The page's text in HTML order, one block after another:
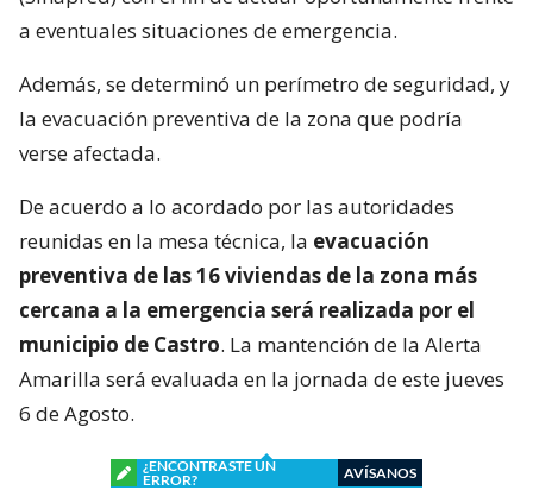
a eventuales situaciones de emergencia.
Además, se determinó un perímetro de seguridad, y
la evacuación preventiva de la zona que podría
verse afectada.
De acuerdo a lo acordado por las autoridades
reunidas en la mesa técnica, la evacuación
preventiva de las 16 viviendas de la zona más
cercana a la emergencia será realizada por el
municipio de Castro. La mantención de la Alerta
Amarilla será evaluada en la jornada de este jueves
6 de Agosto.
¿ENCONTRASTE UN
ERROR?
AVÍSANOS